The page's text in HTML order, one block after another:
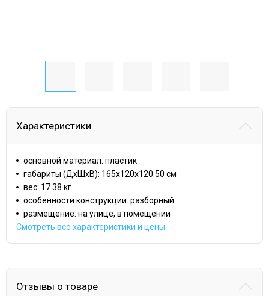
Характеристики
основной материал: пластик
габариты (ДхШхВ): 165x120x120.50 cм
вес: 17.38 кг
особенности конструкции: разборный
размещение: на улице, в помещении
Смотреть все характеристики и цены
Отзывы о товаре